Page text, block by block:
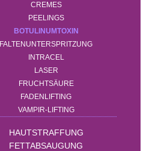
CREMES
PEELINGS
BOTULINUMTOXIN
FALTENUNTERSPRITZUNG
INTRACEL
LASER
FRUCHTSÄURE
FADENLIFTING
VAMPIR-LIFTING
HAUTSTRAFFUNG
FETTABSAUGUNG